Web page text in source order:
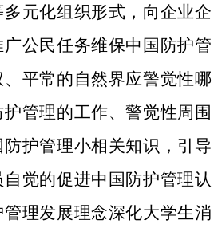
元化组织形式，向企业企
公民任务维保中国防护管
平常的自然界应警觉性哪
管理的工作、警觉性周围
护管理小相关知识，引导
觉的促进中国防护管理认
理发展理念深化大学生消